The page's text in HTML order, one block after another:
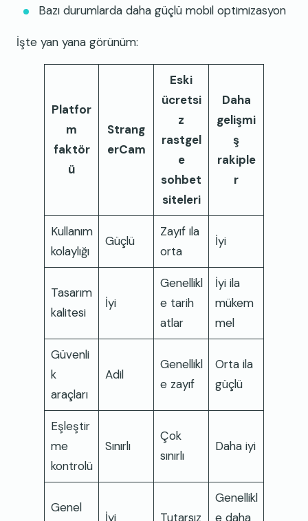
Bazı durumlarda daha güçlü mobil optimizasyon
İşte yan yana görünüm:
Platfor
m
faktör
ü
Strang
erCam
Eski
ücretsi
z
rastgel
e
sohbet
siteleri
Daha
gelişmi
ş
rakiple
r
Kullanım
kolaylığı
Güçlü
Zayıf ila
orta
İyi
Tasarım
kalitesi
İyi
Genellikl
e tarih
atlar
İyi ila
mükem
mel
Güvenli
k
araçları
Adil
Genellikl
e zayıf
Orta ila
güçlü
Eşleştir
me
kontrolü
Sınırlı
Çok
sınırlı
Daha iyi
Genel
İyi Tutarsız
Genellikl
e daha